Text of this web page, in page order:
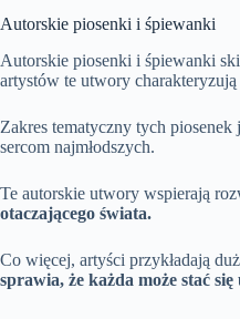
Autorskie piosenki i śpiewanki
Autorskie piosenki i śpiewanki
artystów te utwory
Zakres tematyczny tych
sercom najmłodszych.
Te autorskie utwory wspierają
otaczającego świata.
Co więcej, artyści przykładają
sprawia, że każda może stać